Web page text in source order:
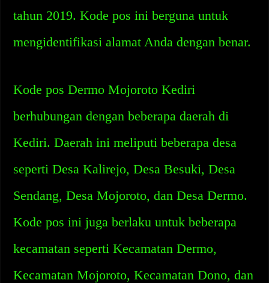
tahun 2019. Kode pos ini berguna untuk
mengidentifikasi alamat Anda dengan benar.
Kode pos Dermo Mojoroto Kediri
berhubungan dengan beberapa daerah di
Kediri. Daerah ini meliputi beberapa desa
seperti Desa Kalirejo, Desa Besuki, Desa
Sendang, Desa Mojoroto, dan Desa Dermo.
Kode pos ini juga berlaku untuk beberapa
kecamatan seperti Kecamatan Dermo,
Kecamatan Mojoroto, Kecamatan Dono, dan